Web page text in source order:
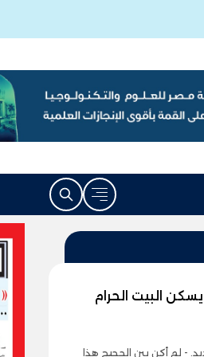
البيت الحرام
- لم أكن بين الحجيج هذا